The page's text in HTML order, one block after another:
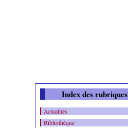
Index des rubriques
Actualités
Bibliothèque